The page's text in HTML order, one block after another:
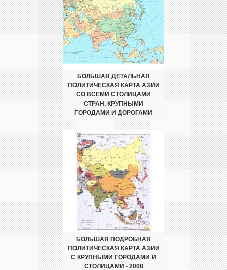
БОЛЬШАЯ ДЕТАЛЬНАЯ
ПОЛИТИЧЕСКАЯ КАРТА АЗИИ
СО ВСЕМИ СТОЛИЦАМИ
СТРАН, КРУПНЫМИ
ГОРОДАМИ И ДОРОГАМИ
БОЛЬШАЯ ПОДРОБНАЯ
ПОЛИТИЧЕСКАЯ КАРТА АЗИИ
С КРУПНЫМИ ГОРОДАМИ И
СТОЛИЦАМИ - 2008